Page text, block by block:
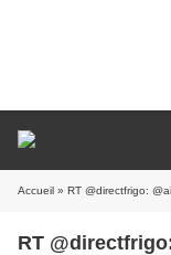
Accueil » RT @directfrigo:
RT